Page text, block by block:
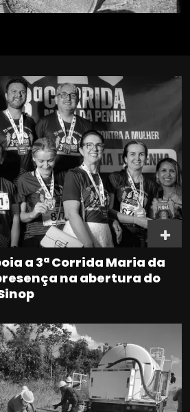
a 3ª Corrida Maria da
na abertura do